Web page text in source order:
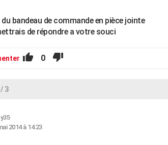
bandeau de commande en pièce jointe
de répondre a votre souci
0
/ 3
2014 à 14:23